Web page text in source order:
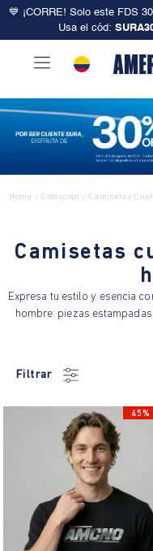
💙 ¡CORRE! Solo este FDS
Usa el cód:
Home / Colección / Camisetas
Camisetas
Expresa tu estilo y esencia
hombre: piezas
Filtrar
45%